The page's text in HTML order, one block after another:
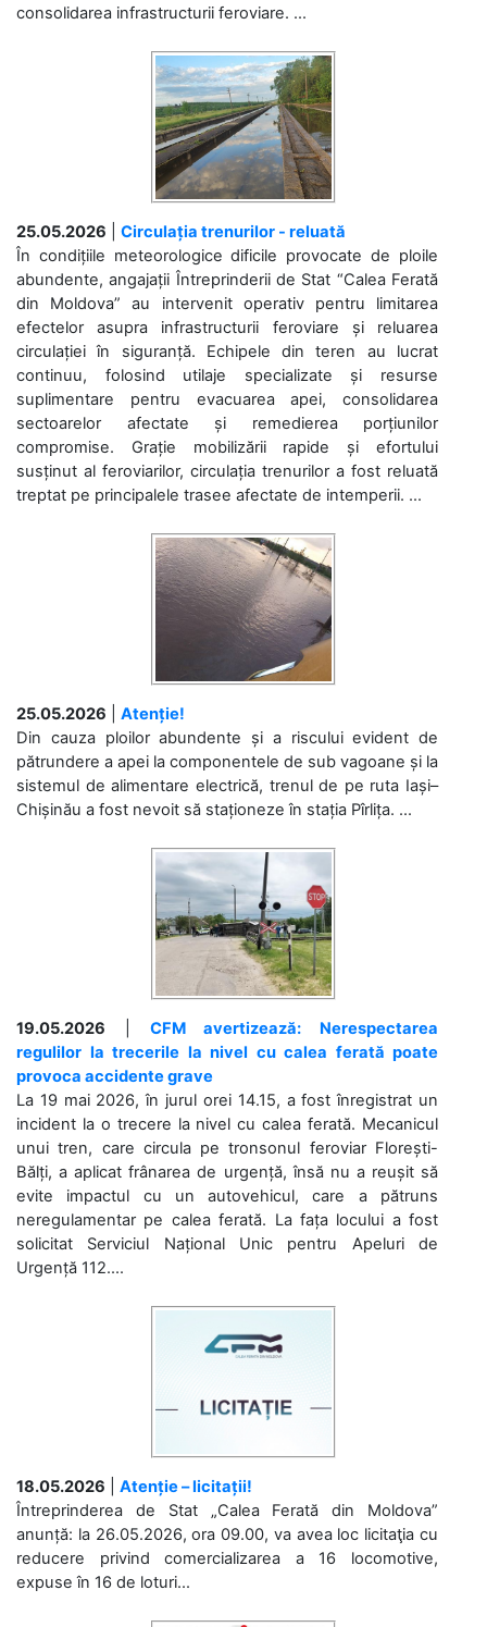
consolidarea infrastructurii feroviare. ...
25.05.2026
Circulația trenurilor - reluată
În condițiile meteorologice dificile provocate de ploile
abundente, angajații Întreprinderii de Stat “Calea Ferată
din Moldova” au intervenit operativ pentru limitarea
efectelor asupra infrastructurii feroviare și reluarea
circulației în siguranță. Echipele din teren au lucrat
continuu, folosind utilaje specializate și resurse
suplimentare pentru evacuarea apei, consolidarea
sectoarelor afectate și remedierea porțiunilor
compromise. Grație mobilizării rapide și efortului
susținut al feroviarilor, circulația trenurilor a fost reluată
treptat pe principalele trasee afectate de intemperii. ...
25.05.2026
Atenție!
Din cauza ploilor abundente și a riscului evident de
pătrundere a apei la componentele de sub vagoane și la
sistemul de alimentare electrică, trenul de pe ruta Iași–
Chișinău a fost nevoit să staționeze în stația Pîrlița. ...
19.05.2026
CFM avertizează: Nerespectarea
regulilor la trecerile la nivel cu calea ferată poate
provoca accidente grave
La 19 mai 2026, în jurul orei 14.15, a fost înregistrat un
incident la o trecere la nivel cu calea ferată. Mecanicul
unui tren, care circula pe tronsonul feroviar Florești-
Bălți, a aplicat frânarea de urgență, însă nu a reușit să
evite impactul cu un autovehicul, care a pătruns
neregulamentar pe calea ferată. La fața locului a fost
solicitat Serviciul Național Unic pentru Apeluri de
Urgență 112....
18.05.2026
Atenție – licitații!
Întreprinderea de Stat „Calea Ferată din Moldova”
anunță: la 26.05.2026, ora 09.00, va avea loc licitaţia cu
reducere privind comercializarea a 16 locomotive,
expuse în 16 de loturi...